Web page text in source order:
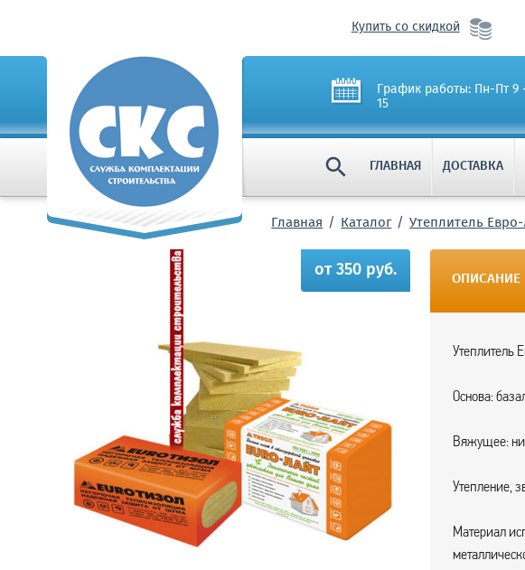
Купить со скидкой
График работы: Пн-Пт 9
15
 ГЛАВНАЯ ДОСТАВКА
Главная Каталог Утеплитель
от 350 руб. ОПИСАНИЕ
Утеплитель
Основа:
Вяжущее:
Утепление,
Материал